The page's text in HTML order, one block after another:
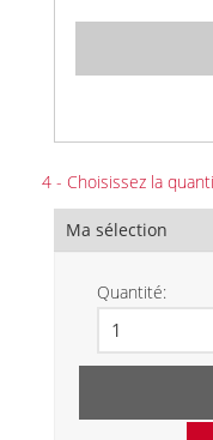
4 - Choisissez la
Ma sélection
Quantité: